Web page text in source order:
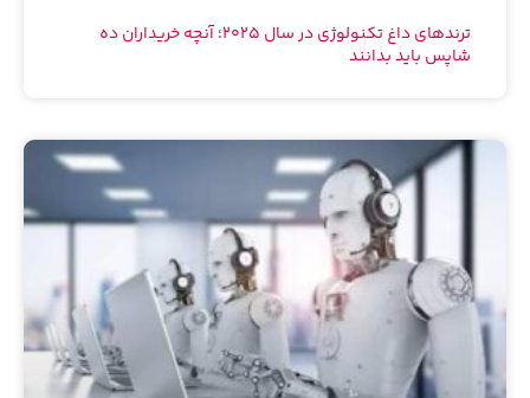
ترندهای داغ تکنولوژی در سال ۲۰۲۵؛ آنچه خریداران ده
شاپس باید بدانند